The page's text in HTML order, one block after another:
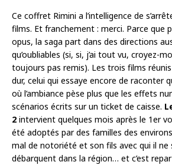
Ce coffret Rimini a l’intelligence de
films. Et franchement : merci. Parce que
opus, la saga part dans des directions
qu’oubliables (si, si, j’ai tout vu, croyez-
toujours pas remis). Les trois films
dur, celui qui essaye encore de raconter
où l’ambiance pèse plus que les effets
scénarios écrits sur un ticket de caisse.
2 intervient quelques mois après le 1er
été adoptés par des familles des
mal de notoriété et son fils avec qui il ne
débarquent dans la région… et c’est